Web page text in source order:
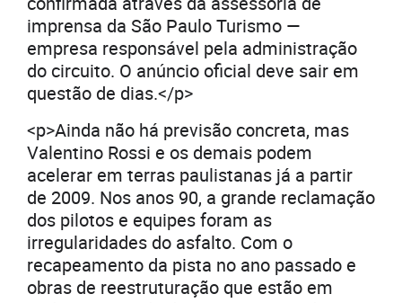
imprensa da São Paulo Turismo —
empresa responsável pela administração
do circuito. O anúncio oficial deve sair em
questão de dias.</p>
<p>Ainda não há previsão concreta, mas
Valentino Rossi e os demais podem
acelerar em terras paulistanas já a partir
de 2009. Nos anos 90, a grande reclamação
dos pilotos e equipes foram as
irregularidades do asfalto. Com o
recapeamento da pista no ano passado e
obras de reestruturação que estão em